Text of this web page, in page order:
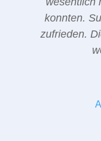
konnten.
zufrieden.